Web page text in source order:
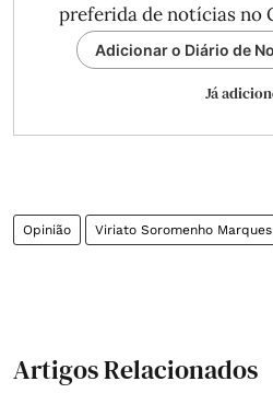
preferida de notícias no
Adicionar o Diário de
Já
Opinião Viriato Soromenho Marques
Artigos Relacionados